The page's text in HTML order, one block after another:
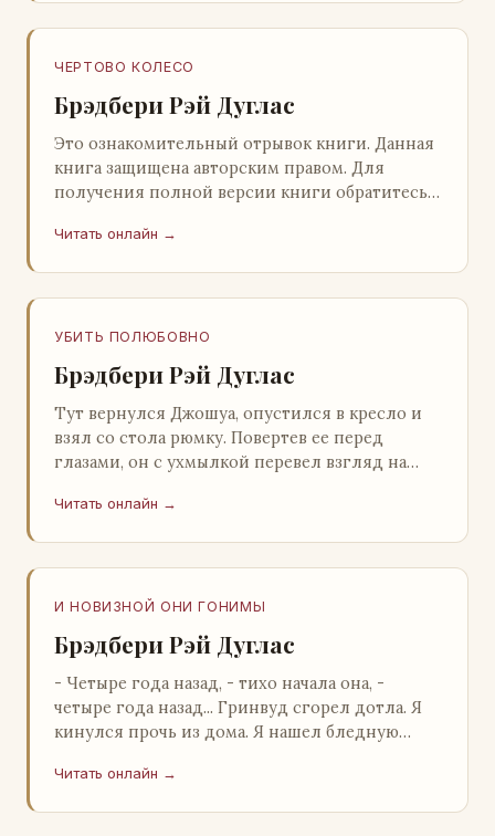
ЧЕРТОВО КОЛЕСО
Брэдбери Рэй Дуглас
Это ознакомительный отрывок книги. Данная
книга защищена авторским правом. Для
получения полной версии книги обратитесь к
легального ко…
Читать онлайн →
УБИТЬ ПОЛЮБОВНО
Брэдбери Рэй Дуглас
Тут вернулся Джошуа, опустился в кресло и
взял со стола рюмку. Повертев ее перед
глазами, он с ухмылкой перевел взгляд на
видом с…
Читать онлайн →
И НОВИЗНОЙ ОНИ ГОНИМЫ
Брэдбери Рэй Дуглас
- Четыре года назад, - тихо начала она, -
четыре года назад... Гринвуд сгорел дотла. Я
кинулся прочь из дома. Я нашел бледную
Читать онлайн →